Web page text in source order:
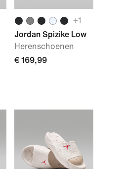
+1
Jordan Spizike Low
Herenschoenen
€ 169,99